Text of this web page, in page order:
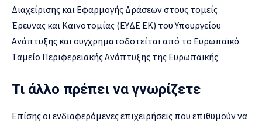
Διαχείρισης και Εφαρμογής Δράσεων στους τομείς
Έρευνας και Καινοτομίας (ΕΥΔΕ ΕΚ) του Υπουργείου
Ανάπτυξης και συγχρηματοδοτείται από το Ευρωπαϊκό
Ταμείο Περιφερειακής Ανάπτυξης της Ευρωπαϊκής
Τι άλλο πρέπει να γνωρίζετε
Επίσης οι ενδιαφερόμενες επιχειρήσεις που επιθυμούν να